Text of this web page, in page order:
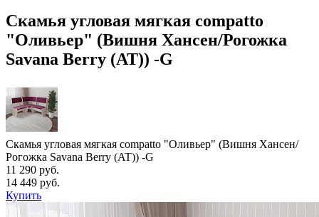
Скамья угловая мягкая compatto
"Оливьер" (Вишня Хансен/Рогожка
Savana Berry (AT)) -G
Скамья угловая мягкая compatto "Оливьер" (Вишня Хансен/
Рогожка Savana Berry (AT)) -G
11 290 руб.
14 449 руб.
Купить